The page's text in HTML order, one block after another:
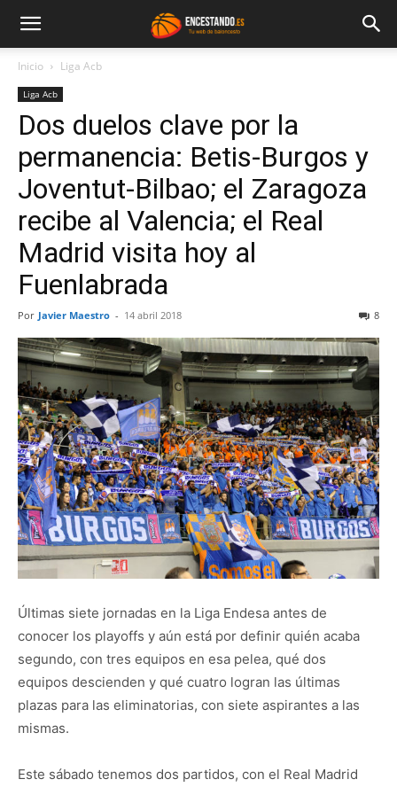
Inicio Liga Acb
Liga Acb
Dos duelos clave por la
permanencia: Betis-Burgos y
Joventut-Bilbao; el Zaragoza
recibe al Valencia; el Real
Madrid visita hoy al
Fuenlabrada
Por Javier Maestro - 14 abril 2018 8
Últimas siete jornadas en la Liga Endesa antes de
conocer los playoffs y aún está por definir quién acaba
segundo, con tres equipos en esa pelea, qué dos
equipos descienden y qué cuatro logran las últimas
plazas para las eliminatorias, con siete aspirantes a las
mismas.
Este sábado tenemos dos partidos, con el Real Madrid